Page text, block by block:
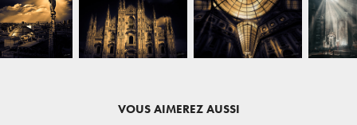
VOUS AIMEREZ AUSSI